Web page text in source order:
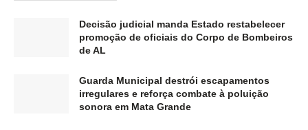
Decisão judicial manda Estado restabelecer
promoção de oficiais do Corpo de Bombeiros
de AL
Guarda Municipal destrói escapamentos
irregulares e reforça combate à poluição
sonora em Mata Grande